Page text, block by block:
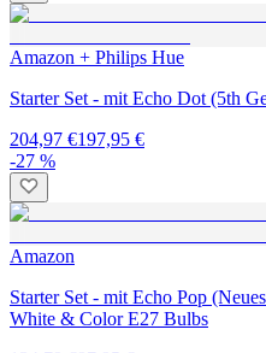
Amazon + Philips Hue
Starter Set - mit Echo Dot (5th
204,97 €197,95 €
-27 %
Amazon
Starter Set - mit Echo Pop
White & Color E27 Bulbs